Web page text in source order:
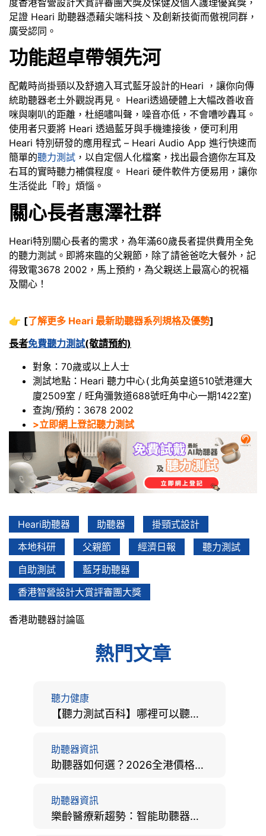
足證 Heari 助聽器憑藉尖端科技丶及創新技衠而傲視同群，
廣受認同。
功能超卓帶領先河
配戴時尚掛頸以及舒適入耳式藍牙設計的Heari ，讓你向傳
統助聽器老土外觀說再見。 Heari透過硬體上大幅改善收音
咪與喇叭的距離，杜絕嘯叫聲，噪音亦低，不會嘈吵轟耳。
使用者只要將 Heari 透過藍牙與手機連接後，便可利用
Heari 特別研發的應用程式 – Heari Audio App 進行快速而
簡單的聽力測試 ，以自定個人化檔案，找出最合適你左耳及
右耳的實時聽力補償程度。 Heari 硬件軟件方便易用，讓你
生活從此「聆」煩惱。
關心長者惠澤社群
Heari特別關心長者的需求，為年滿60歲長者提供費用全免
的聽力測試。即將來臨的父親節，除了請爸爸吃大餐外，記
得致電3678 2002，馬上預約，為父親送上最窩心的祝福
及關心！
👉 [了解更多 Heari 最新助聽器系列規格及優勢]
長者免費聽力測試(敬請預約)
對象：70歲或以上人士
測試地點：Heari 聽力中心( 北角英皇道510號港運大
廈2509室 / 旺角彌敦道688號旺角中心一期1422室)
查詢/預約：3678 2002
>立即網上登記聽力測試
Heari助聽器 助聽器
掛頸式設計
本地科研
父親節 經濟日報
聽力測試
自助測試
藍牙助聽器
香港智營設計大賞評審團大獎
香港助聽器討論區
熱門文章
聽力健康
【聽力測試百科】哪裡可以聽力檢查？費用、標準、流程、在家聽力檢測與iPhone測試全攻略
助聽器資訊
助聽器如何選？2026全港價格比較、款式分析及老人選購全攻略
助聽器資訊
樂齡醫療新趨勢：智能助聽器結合 AI 眼底相機，如何全方位守護長者健康？